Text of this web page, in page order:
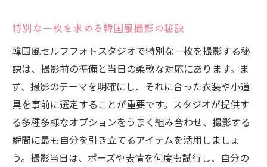
特別な一枚を求める韓国風撮影の秘訣
韓国風セルフフォトスタジオで特別な一枚を撮影する秘
訣は、撮影前の準備と当日の柔軟な対応にあります。ま
ず、撮影のテーマを明確にし、それに合った衣装や小道
具を事前に選定することが重要です。スタジオが提供す
る多種多様なオプションをうまく組み合わせ、撮影する
瞬間に最も自分を引き立てるアイテムを活用しましょ
う。撮影当日は、ポーズや表情を何度も試行し、自分の